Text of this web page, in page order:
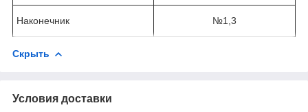
Наконечник №1,3
Скрыть
Условия доставки